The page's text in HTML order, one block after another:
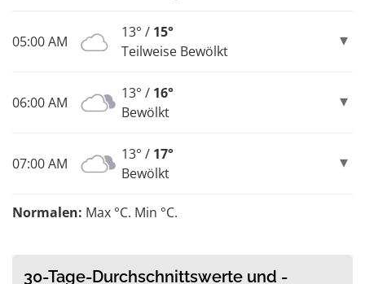
05:00 AM
13° / 15°
Teilweise Bewölkt
06:00 AM
13° / 16°
Bewölkt
07:00 AM
13° / 17°
Bewölkt
Normalen: Max °C. Min °C.
30-Tage-Durchschnittswerte und -